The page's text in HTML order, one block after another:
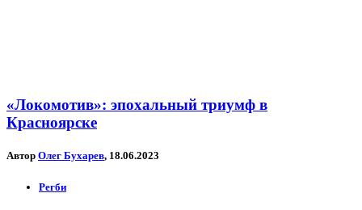
«Локомотив»: эпохальный триумф в
Красноярске
Автор Олег Бухарев, 18.06.2023
Регби